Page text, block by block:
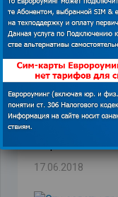
ТОП-10 самых
заграничного
09.08.2019
Паломничество
стартового
17.06.2018